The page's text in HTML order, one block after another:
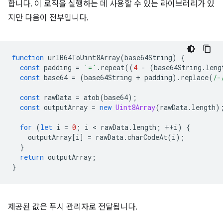
합니다. 이 로직을 실행하는 데 사용할 수 있는 라이브러리가 있
지만 다음이 전부입니다.
function urlB64ToUint8Array(base64String)
{
const padding = '=' . repeat((4 - (base64String .
const base64 = (base64String + padding). replace(
const rawData = atob(base64);
const outputArray = new Uint8Array(rawData. length
for (let i = 0 ; i < rawData. length ; ++i)
{
outputArray[i] = rawData.charCodeAt(i);
}
return outputArray ;
}
제공된 값은 푸시 관리자로 전달됩니다.